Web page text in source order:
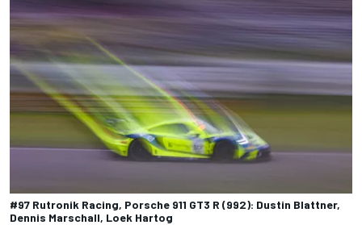
#97 Rutronik Racing, Porsche 911 GT3 R (992): Dustin Blattner,
Dennis Marschall, Loek Hartog